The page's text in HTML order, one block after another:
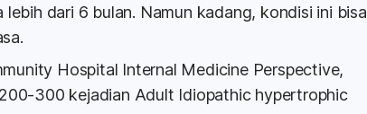
dari 6 bulan. Namun kadang, kondisi ini bisa
Hospital Internal Medicine Perspective,
300 kejadian Adult Idiopathic hypertrophic